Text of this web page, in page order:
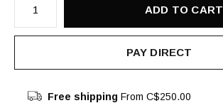
ADD TO CART
PAY DIRECT
Free shipping From C$250.00